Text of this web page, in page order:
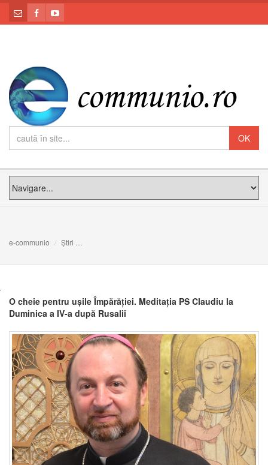
e-communio Știri
O cheie pentru ușile Împărăției. Meditația PS Claudiu la
Duminica a IV-a după Rusalii